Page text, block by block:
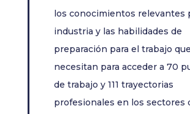
los conocimientos relevantes
industria y las habilidades de
preparación para el trabajo que
necesitan para acceder a 70
de trabajo y 111 trayectorias
profesionales en los sectores